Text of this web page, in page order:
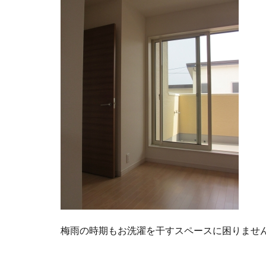
梅雨の時期もお洗濯を干すスペースに困りませ